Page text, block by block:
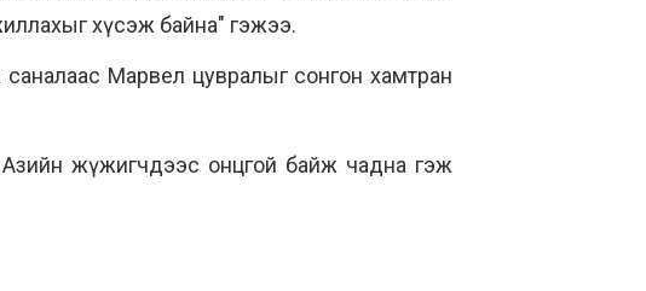
хүсэж байна" гэжээ.
Марвел цувралыг сонгон хамтран
жүжигчдээс онцгой байж чадна гэж